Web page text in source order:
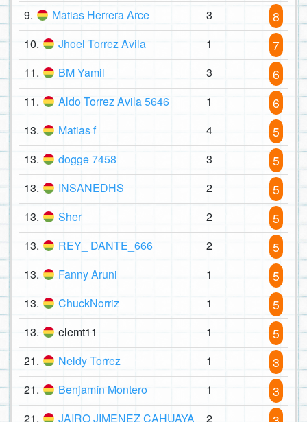
9. Matias Herrera Arce 3 8
10. Jhoel Torrez Avila 1 7
11. BM Yamil 3 6
11. Aldo Torrez Avila 5646 1 6
13. Matias f 4 5
13. dogge 7458 3 5
13. INSANEDHS 2 5
13. Sher 2 5
13. REY_ DANTE_666 2 5
13. Fanny Aruni 1 5
13. ChuckNorriz 1 5
13. elemt11 1 5
21. Neldy Torrez 1 3
21. Benjamín Montero 1 3
21. JAIRO JIMENEZ CAHUAYA 2